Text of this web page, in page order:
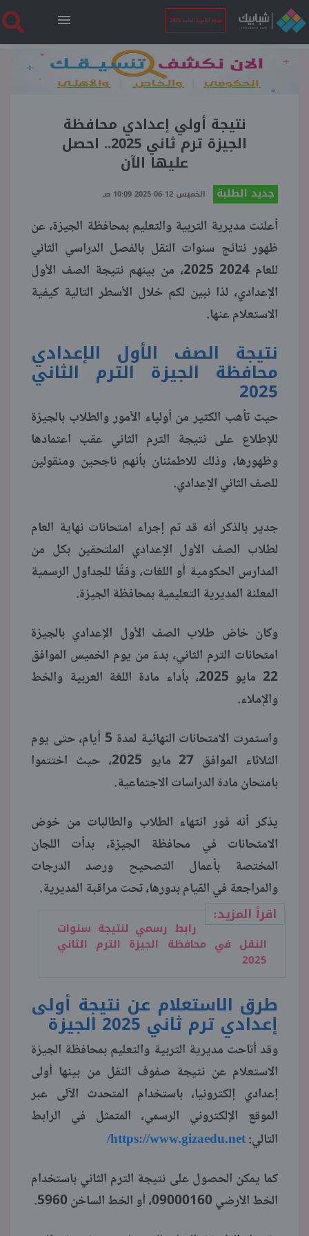
نتيجة الثانوية العامة 2026
الرئيسية
نتيجة الثانوية العامة 2026
أخبار ساخنة
بوابة الطلبة
ملفات
منوعات
نتيجة أولي إعدادي محافظة
الجيزة ترم ثاني 2025.. احصل
عليها الآن
جديد الطلبة الخميس 12-06-2025 10:09 صـ
أعلنت مديرية التربية والتعليم بمحافظة الجيزة، عن
ظهور نتائج سنوات النقل بالفصل الدراسي الثاني
للعام 2024 2025، من بينهم نتيجة الصف الأول
الإعدادي، لذا نبين لكم خلال الأسطر التالية كيفية
الاستعلام عنها.
نتيجة الصف الأول الإعدادي
محافظة الجيزة الترم الثاني
2025
حيث تأهب الكثير من أولياء الأمور والطلاب بالجيزة
للإطلاع على نتيجة الترم الثاني عقب اعتمادها
وظهورها، وذلك للاطمئنان بأنهم ناجحين ومنقولين
للصف الثاني الإعدادي.
جدير بالذكر أنه قد تم إجراء امتحانات نهاية العام
لطلاب الصف الأول الإعدادي الملتحقين بكل من
المدارس الحكومية أو اللغات، وفقًا للجداول الرسمية
المعلنة المديرية التعليمية بمحافظة الجيزة.
وكان خاض طلاب الصف الأول الإعدادي بالجيزة
امتحانات الترم الثاني، بدءً من يوم الخميس الموافق
22 مايو 2025، بأداء مادة اللغة العربية والخط
والإملاء.
واستمرت الامتحانات النهائية لمدة 5 أيام، حتى يوم
الثلاثاء الموافق 27 مايو 2025، حيث اختتموا
بامتحان مادة الدراسات الاجتماعية.
يذكر أنه فور انتهاء الطلاب والطالبات من خوض
الامتحانات في محافظة الجيزة، بدأت اللجان
المختصة بأعمال التصحيح ورصد الدرجات
والمراجعة في القيام بدورها، تحت مراقبة المديرية.
اقرأ المزيد:
رابط رسمي لنتيجة سنوات
النقل في محافظة الجيزة الترم الثاني
2025
طرق الاستعلام عن نتيجة أولى
إعدادي ترم ثاني 2025 الجيزة
وقد أتاحت مديرية التربية والتعليم بمحافظة الجيزة
الاستعلام عن نتيجة صفوف النقل من بينها أولى
إعدادي إلكترونيا، باستخدام المتحدث الآلى عبر
الموقع الإلكتروني الرسمي، المتمثل في الرابط
التالي:https://www.gizaedu.net/
كما يمكن الحصول على نتيجة الترم الثاني باستخدام
الخط الأرضي 09000160، أو الخط الساخن 5960.